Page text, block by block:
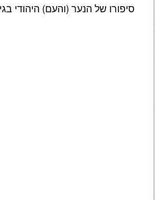
סיפורו של הנער (והעם) היהודי